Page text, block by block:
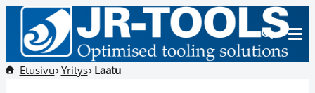
Etusivu Yritys Laatu